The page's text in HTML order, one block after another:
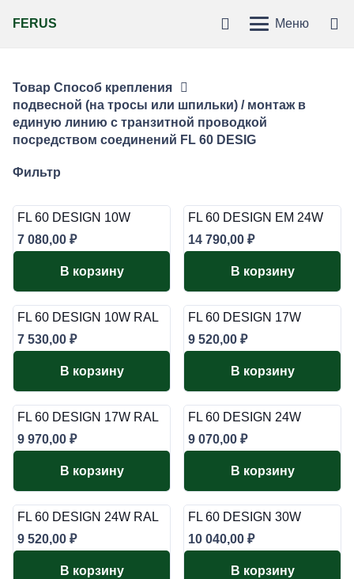
FERUS Меню
Товар Способ крепления
подвесной (на тросы или шпильки) / монтаж в
единую линию с транзитной проводкой
посредством соединений FL 60 DESIG
Фильтр
FL 60 DESIGN 10W
7 080,00 ₽
В корзину
FL 60 DESIGN EM 24W
14 790,00 ₽
В корзину
FL 60 DESIGN 10W RAL
7 530,00 ₽
В корзину
FL 60 DESIGN 17W
9 520,00 ₽
В корзину
FL 60 DESIGN 17W RAL
9 970,00 ₽
В корзину
FL 60 DESIGN 24W
9 070,00 ₽
В корзину
FL 60 DESIGN 24W RAL
9 520,00 ₽
В корзину
FL 60 DESIGN 30W
10 040,00 ₽
В корзину